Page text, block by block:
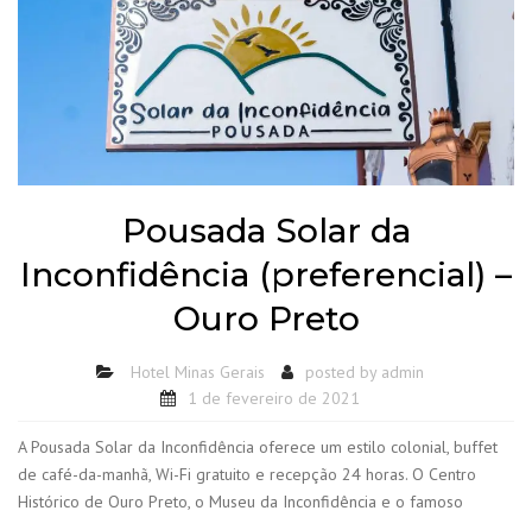
Pousada Solar da
Inconfidência (preferencial) –
Ouro Preto
Hotel Minas Gerais posted by admin
1 de fevereiro de 2021
A Pousada Solar da Inconfidência oferece um estilo colonial, buffet
de café-da-manhã, Wi-Fi gratuito e recepção 24 horas. O Centro
Histórico de Ouro Preto, o Museu da Inconfidência e o famoso